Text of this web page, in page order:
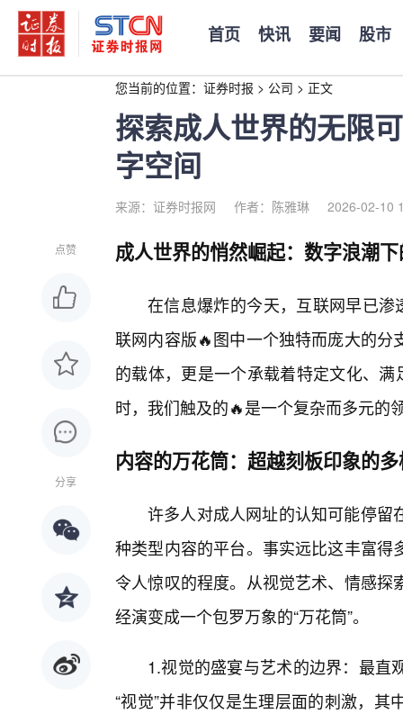
首页 快讯 要闻 股市
您当前的位置： 证券时报 > 公司 > 正文
探索成人世界的无限
字空间
来源：证券时报网 作者：陈雅琳 2026-02-10
点赞
分享
成人世界的悄然崛起：数字浪潮
在信息爆炸的今天，互联网早已渗
联网内容版🔥图中一个独特而庞大的
的载体，更是一个承载着特定文化、
时，我们触及的🔥是一个复杂而多元的
内容的万花筒：超越刻板印象的
许多人对成人网址的认知可能停留
种类型内容的平台。事实远比这丰富
令人惊叹的程度。从视觉艺术、情感
经演变成一个包罗万象的“万花筒”。
1.视觉的盛宴与艺术的边界：最直
“视觉”并非仅仅是生理层面的刺激，